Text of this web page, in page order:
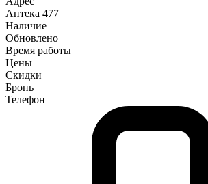
Аптека 477
Наличие
Обновлено
Время работы
Цены
Скидки
Бронь
Телефон